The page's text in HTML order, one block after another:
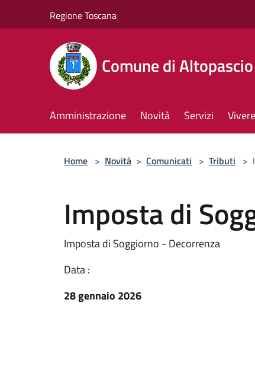
Regione Toscana
Comune di Altopascio
Amministrazione Novità Servizi
Home > Novità > Comunicati > Tributi >
Imposta di
Imposta di Soggiorno - Decorrenza
Data :
28 gennaio 2026